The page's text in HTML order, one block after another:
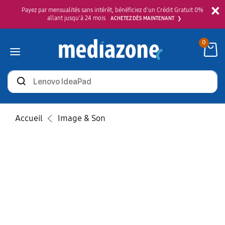
×
Payez par mensualités sans intérêt, bénéficiez d'un Crédit Gratuit 0%
allant jusqu'à 24 mois
ACHETEZ DÈS MAINTENANT
Rechercher
des
produits
0
Accueil Image & Son